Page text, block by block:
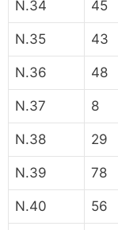
N.34 45
N.35 43
N.36 48
N.37 8
N.38 29
N.39 78
N.40 56